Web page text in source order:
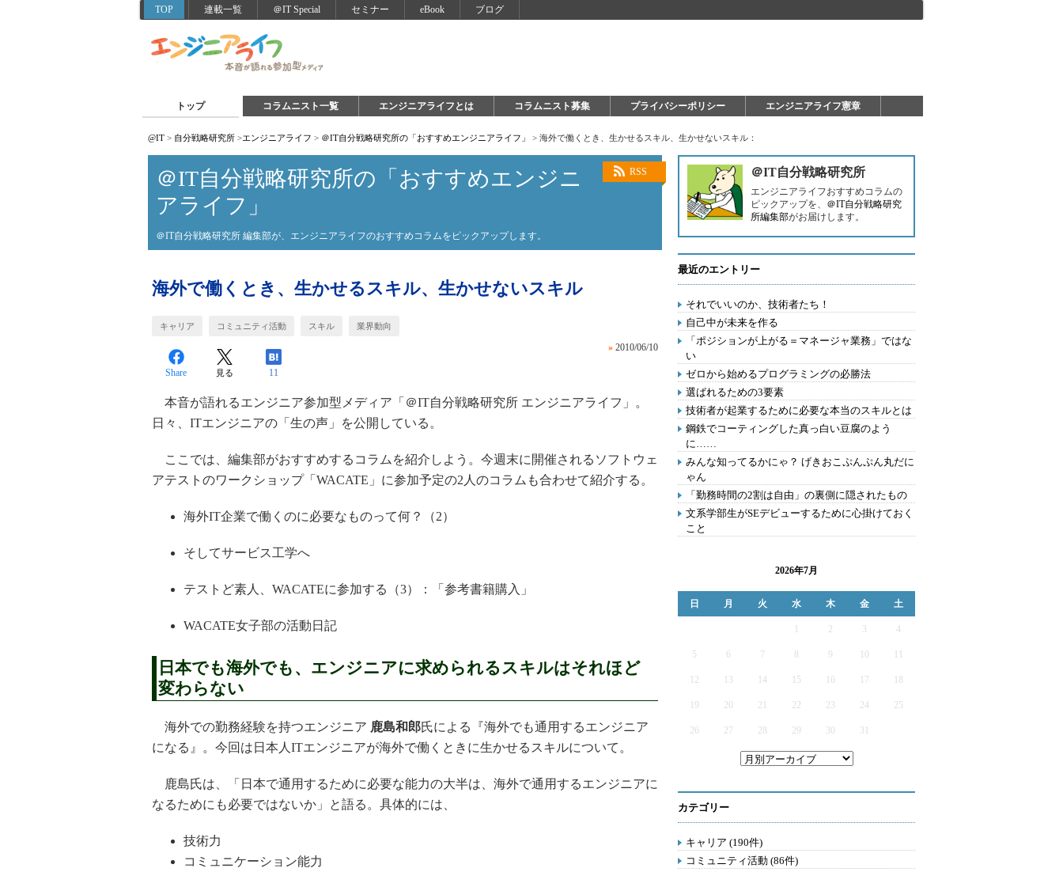
TOP 連載一覧 ＠IT Special セミナー eBook ブログ
トップ コラムニスト一覧 エンジニアライフとは コラムニスト募集 プライバシーポリシー エンジニアライフ憲章
@IT > 自分戦略研究所 >エンジニアライフ > ＠IT自分戦略研究所の「おすすめエンジニアライフ」 > 海外で働くとき、生かせるスキル、生かせないスキル：
RSS
＠IT自分戦略研究所の「おすすめエンジニ
アライフ」
＠IT自分戦略研究所 編集部が、エンジニアライフのおすすめコラムをピックアップします。
海外で働くとき、生かせるスキル、生かせないスキル
キャリア コミュニティ活動 スキル 業界動向
» 2010/06/10
Share 見る 11
本音が語れるエンジニア参加型メディア「＠IT自分戦略研究所 エンジニアライフ」。
日々、ITエンジニアの「生の声」を公開している。
ここでは、編集部がおすすめするコラムを紹介しよう。今週末に開催されるソフトウェ
アテストのワークショップ「WACATE」に参加予定の2人のコラムも合わせて紹介する。
海外IT企業で働くのに必要なものって何？（2）
そしてサービス工学へ
テストど素人、WACATEに参加する（3）：「参考書籍購入」
WACATE女子部の活動日記
日本でも海外でも、エンジニアに求められるスキルはそれほど
変わらない
海外での勤務経験を持つエンジニア 鹿島和郎氏による『海外でも通用するエンジニア
になる』。今回は日本人ITエンジニアが海外で働くときに生かせるスキルについて。
鹿島氏は、「日本で通用するために必要な能力の大半は、海外で通用するエンジニアに
なるためにも必要ではないか」と語る。具体的には、
技術力
コミュニケーション能力
＠IT自分戦略研究所
エンジニアライフおすすめコラムの
ピックアップを、 ＠IT自分戦略研究
所編集部がお届けします。
最近のエントリー
それでいいのか、技術者たち！
自己中が未来を作る
「ポジションが上がる＝マネージャ業務」ではな
い
ゼロから始めるプログラミングの必勝法
選ばれるための3要素
技術者が起業するために必要な本当のスキルとは
鋼鉄でコーティングした真っ白い豆腐のよう
に……
みんな知ってるかにゃ？ げきおこぷんぷん丸だに
ゃん
「勤務時間の2割は自由」の裏側に隠されたもの
文系学部生がSEデビューするために心掛けておく
こと
2026年7月
日 月 火 水 木 金 土
2 3 4
5 6 7 9
12 13 14 15 16 17
19 20 21 22 23 24 25
26 27 28 29 30 31
カテゴリー
キャリア (190件)
コミュニティ活動 (86件)